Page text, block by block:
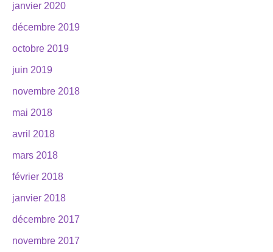
janvier 2020
décembre 2019
octobre 2019
juin 2019
novembre 2018
mai 2018
avril 2018
mars 2018
février 2018
janvier 2018
décembre 2017
novembre 2017